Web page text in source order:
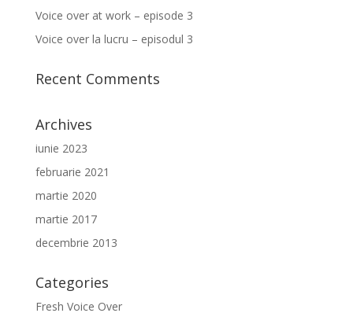
Voice over at work – episode 3
Voice over la lucru – episodul 3
Recent Comments
Archives
iunie 2023
februarie 2021
martie 2020
martie 2017
decembrie 2013
Categories
Fresh Voice Over